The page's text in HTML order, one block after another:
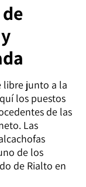
libre junto a la
los puestos
de las
Las
de los
de Rialto en